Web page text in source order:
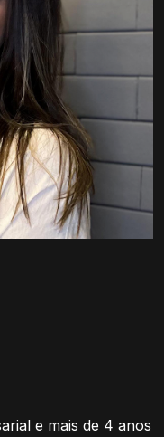
e mais de 4 anos